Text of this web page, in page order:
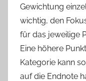
Gewichtung
wichtig, den
für das jeweilige
Eine höhere
Kategorie kann
auf die Endnote